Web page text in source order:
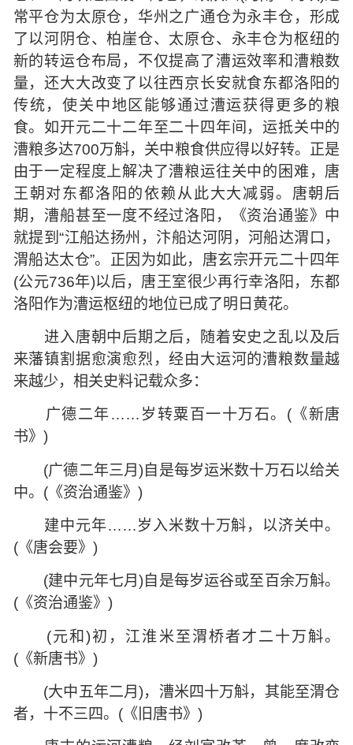
常平仓为太原仓，华州之广通仓为永丰仓，形成
了以河阴仓、柏崖仓、太原仓、永丰仓为枢纽的
新的转运仓布局，不仅提高了漕运效率和漕粮数
量，还大大改变了以往西京长安就食东都洛阳的
传统，使关中地区能够通过漕运获得更多的粮
食。如开元二十二年至二十四年间，运抵关中的
漕粮多达700万斛，关中粮食供应得以好转。正是
由于一定程度上解决了漕粮运往关中的困难，唐
王朝对东都洛阳的依赖从此大大减弱。唐朝后
期，漕船甚至一度不经过洛阳，《资治通鉴》中
就提到“江船达扬州，汴船达河阴，河船达渭口，
渭船达太仓”。正因为如此，唐玄宗开元二十四年
(公元736年)以后，唐王室很少再行幸洛阳，东都
洛阳作为漕运枢纽的地位已成了明日黄花。
进入唐朝中后期之后，随着安史之乱以及后
来藩镇割据愈演愈烈，经由大运河的漕粮数量越
来越少，相关史料记载众多：
广德二年……岁转粟百一十万石。(《新唐
书》)
(广德二年三月)自是每岁运米数十万石以给关
中。(《资治通鉴》)
建中元年……岁入米数十万斛，以济关中。
(《唐会要》)
(建中元年七月)自是每岁运谷或至百余万斛。
(《资治通鉴》)
(元和)初，江淮米至渭桥者才二十万斛。
(《新唐书》)
(大中五年二月)，漕米四十万斛，其能至渭仓
者，十不三四。(《旧唐书》)